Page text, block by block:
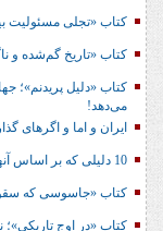
کتاب «تجلی مسئولیت
کتاب «تاریخ گم‌شده و
کتاب «دلیل پریدنم»؛
می‌دهد!
ایران و اما و اگرهای
10 دلیلی که بر اساس آنها ایران پیروز جنگ با آمریکا/اسرائیل است!
کتاب «جاسوسی که
کتاب «در اوج